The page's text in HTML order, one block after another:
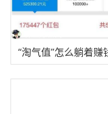
“淘气值”怎么躺着赚